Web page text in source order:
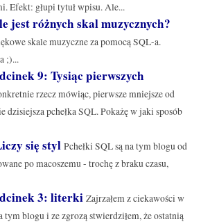
Efekt: głupi tytuł wpisu. Ale...
jest różnych skal muzycznych?
skale muzyczne za pomocą SQL-a.
;)...
9: Tysiąc pierwszych
rzecz mówiąc, pierwsze mniejsze od
dzisiejsza pchełka SQL. Pokażę w jaki sposób
się styl Pchełki SQL są na tym blogu od
po macoszemu - trochę z braku czasu,
3: literki Zajrzałem z ciekawości w
blogu i ze zgrozą stwierdziłem, że ostatnią